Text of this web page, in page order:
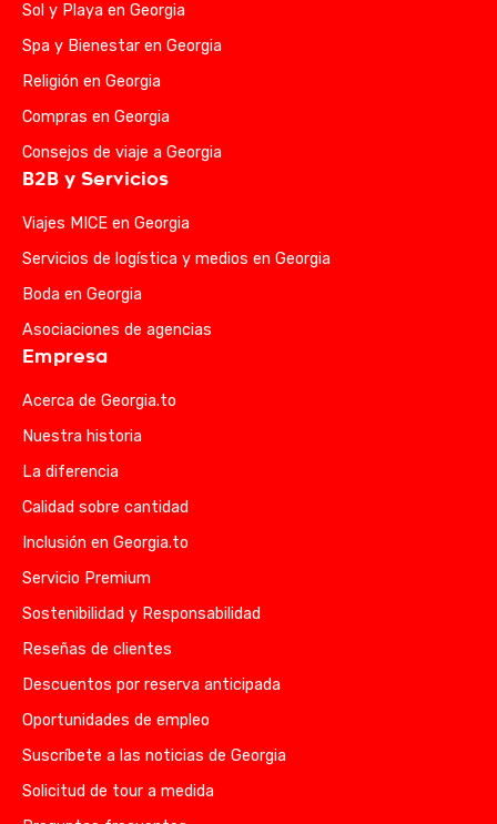
Sol y Playa en Georgia
Spa y Bienestar en Georgia
Religión en Georgia
Compras en Georgia
Consejos de viaje a Georgia
B2B y Servicios
Viajes MICE en Georgia
Servicios de logística y medios en Georgia
Boda en Georgia
Asociaciones de agencias
Empresa
Acerca de Georgia.to
Nuestra historia
La diferencia
Calidad sobre cantidad
Inclusión en Georgia.to
Servicio Premium
Sostenibilidad y Responsabilidad
Reseñas de clientes
Descuentos por reserva anticipada
Oportunidades de empleo
Suscríbete a las noticias de Georgia
Solicitud de tour a medida